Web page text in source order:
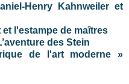
Henry Kahnweiler et
l'estampe de maîtres
des Stein
de l'art moderne »